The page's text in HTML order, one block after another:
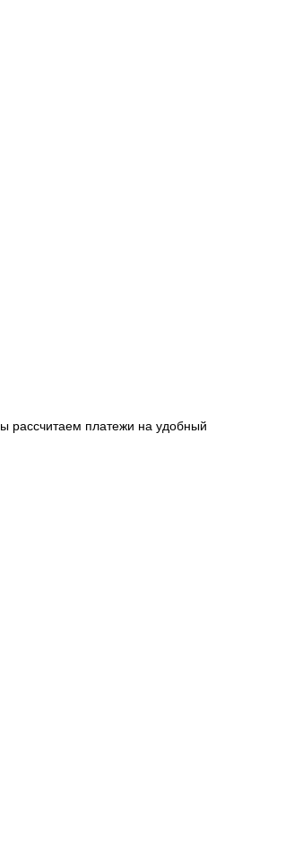
рассчитаем платежи на удобный